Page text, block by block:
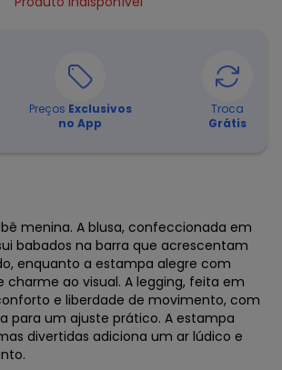
Preços Exclusivos
no App
Troca
Grátis
menina. A blusa, confeccionada em
babados na barra que acrescentam
enquanto a estampa alegre com
charme ao visual. A legging, feita em
e liberdade de movimento, com
para um ajuste prático. A estampa
divertidas adiciona um ar lúdico e